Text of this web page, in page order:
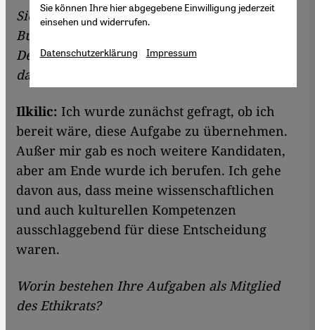
Sie wurden im April 2012 vom
Bundepräsidenten als erster Muslim in den
Deutschen Ethikrat einberufen. Wie kam es
dazu?
Ilkilic: Ich wurde zunächst gefragt, ob ich
bereit wäre, diese Aufgabe zu übernehmen.
Außer mir gab es noch weitere Kandidaten,
aber am Ende wurde ich berufen. Ich gehe
davon aus, dass meine wissenschaftlichen
und auch kulturellen Kompetenzen
ausschlaggebend für diese Entscheidung
waren.
Worin bestehen Ihre Aufgaben als Mitglied
des Ethikrats?
Sie können Ihre hier abgegebene Einwilligung jederzeit
einsehen und widerrufen.
Datenschutzerklärung Impressum